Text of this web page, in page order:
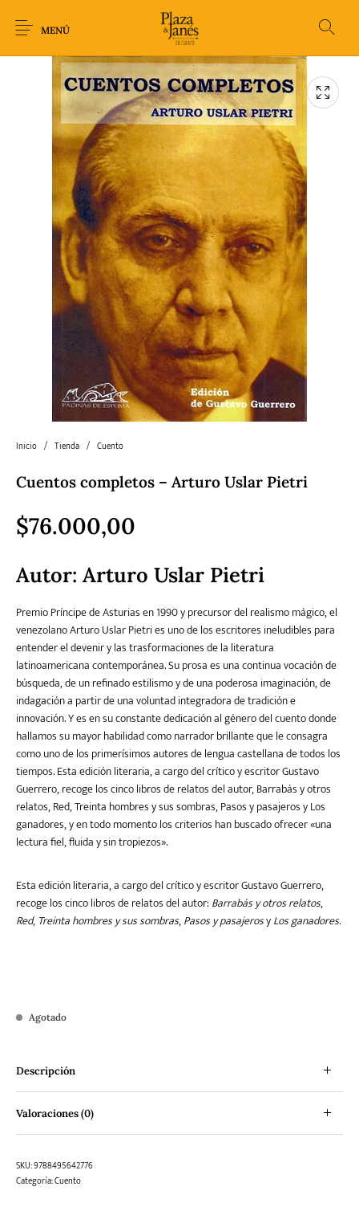
MENÚ
Novedades Arqueología Arte Biografía
Ciencia Crimen Thriller Cuento Ecolibros
Fantasía Ficción Filosofía Gastronomía
Historia Horror
Humor gráfico-
Comic
Literatura juvenil
Literatura
universal y Clásicos
Pedagogía Poesía
Política Sagas Salud y Bienestar Sin categorizar
Inicio / Tienda / Cuento
Cuentos completos – Arturo Uslar Pietri
$76.000,00
Autor:Arturo Uslar Pietri
Premio Príncipe de Asturias en 1990 y precursor del realismo mágico, el
venezolano Arturo Uslar Pietri es uno de los escritores ineludibles para
entender el devenir y las trasformaciones de la literatura
latinoamericana contemporánea. Su prosa es una continua vocación de
búsqueda, de un refinado estilismo y de una poderosa imaginación, de
indagación a partir de una voluntad integradora de tradición e
innovación. Y es en su constante dedicación al género del cuento donde
hallamos su mayor habilidad como narrador brillante que le consagra
como uno de los primerísimos autores de lengua castellana de todos los
tiempos. Esta edición literaria, a cargo del crítico y escritor Gustavo
Guerrero, recoge los cinco libros de relatos del autor, Barrabás y otros
relatos, Red, Treinta hombres y sus sombras, Pasos y pasajeros y Los
ganadores, y en todo momento los criterios han buscado ofrecer «una
lectura fiel, fluida y sin tropiezos».
Esta edición literaria, a cargo del crítico y escritor Gustavo Guerrero,
recoge los cinco libros de relatos del autor: Barrabás y otros relatos,
Red, Treinta hombres y sus sombras,Pasos y pasajerosyLos ganadores.
Agotado
Descripción
Valoraciones (0)
SKU:9788495642776
Categoría:Cuento